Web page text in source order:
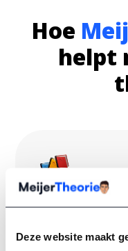
Deze website maakt
Hoe
helpt
Alle CBR
heldere video’s.